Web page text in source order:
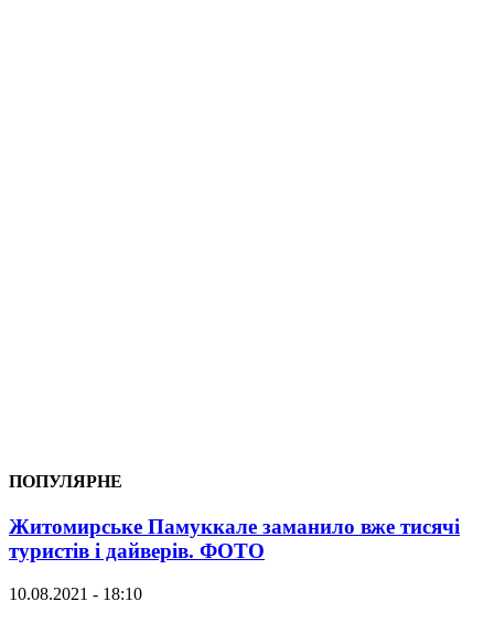
ПОПУЛЯРНЕ
Житомирське Памуккале заманило вже тисячі
туристів і дайверів. ФОТО
10.08.2021 - 18:10